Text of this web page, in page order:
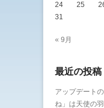
24
25
31
« 9月
最近の投稿
アップデート
ね」は天使の